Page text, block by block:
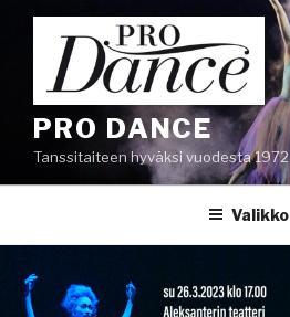
Siirry
sisältöön
PRO DANCE
Tanssitaiteen hyväksi vuodesta 1972
Valikko